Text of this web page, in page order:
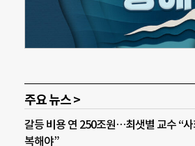
주요 뉴스 >
갈등 비용 연 250조원…최샛별 교수 “사
복해야”